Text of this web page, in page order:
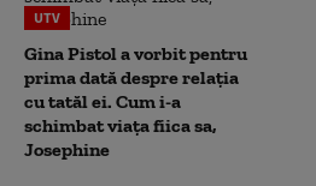
UTV
Gina Pistol a vorbit pentru
prima dată despre relația
cu tatăl ei. Cum i-a
schimbat viața fiica sa,
Josephine